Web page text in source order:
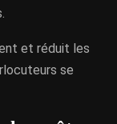
et réduit les
se